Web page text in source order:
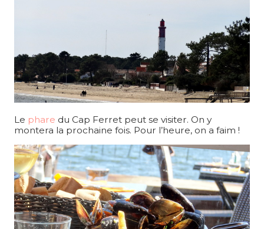
Le phare du Cap Ferret peut se visiter. On y
montera la prochaine fois. Pour l’heure, on a faim !